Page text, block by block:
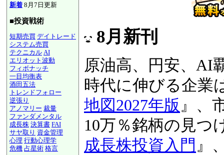
新着 8月7日更新
■投資戦術
短期売買 デイトレード
システム売買
テクニカル AI
エリオット波動
フィボナッチ
一目均衡表
酒田五法
トレンドフォロー
逆張り
アノマリー 裁量
ファンダメンタル
成長株 決算書 FAI
サヤ取り 資金管理
心理 行動心理学
危機 占星術 格言
8月新刊
原油高、円安、
激動の時代に伸び
『図解！業界地図
版』、市場平均を
万％銘柄の見つけ